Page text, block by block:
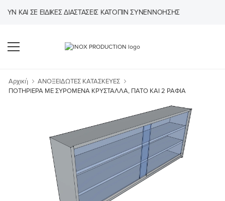
ΣΕ ΕΙΔΙΚΈΣ ΔΙΑΣΤΆΣΕΙΣ ΚΑΤΌΠΙΝ ΣΥΝΕΝΝΌΗΣΗΣ
Αρχική
ΑΝΟΞΕΙΔΩΤΕΣ ΚΑΤΑΣΚΕΥΕΣ
ΠΟΤΗΡΙΕΡΑ ΜΕ ΣΥΡΟΜΕΝΑ ΚΡΥΣΤΑΛΛΑ, ΠΑΤΟ ΚΑΙ 2 ΡΑΦΙΑ